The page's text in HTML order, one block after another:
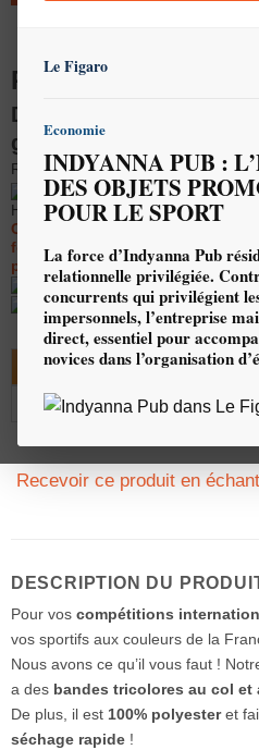
Le Figaro
Economie
INDYANNA PUB :
DES OBJETS
POUR LE SPORT
La force d’Indyanna Pub
relationnelle privilégiée.
concurrents qui privilégient
impersonnels, l’entreprise
direct, essentiel pour
novices dans l’organisation
POLO TRICOLORE
Drapeau français -
grs/m²
REF : F22
Ces
HT, marquage inclus DTF
Ces tarifs sont susceptibles
fonction des variations des
pétrole, et des coûts du
Délais :
Quantité minimale de30
30 et + 50 et + 75 et +
8.70 7.69 6.57
Recevoir ce produit en
DESCRIPTION DU
Pour vos compétitions
vos sportifs aux couleurs de la
Nous avons ce qu’il vous faut !
a des bandes tricolores au col et
De plus, il est 100% polyesteret
séchage rapide!